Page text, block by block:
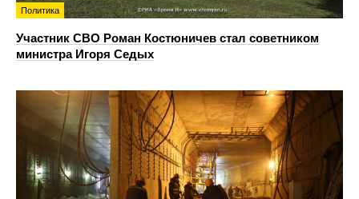
Политика
Участник СВО Роман Костюничев стал советником
министра Игоря Седых